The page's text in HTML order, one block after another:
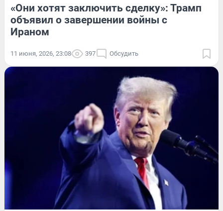
«Они хотят заключить сделку»: Трамп
объявил о завершении войны с
Ираном
11 июня, 2026, 23:08 397 Обсудить